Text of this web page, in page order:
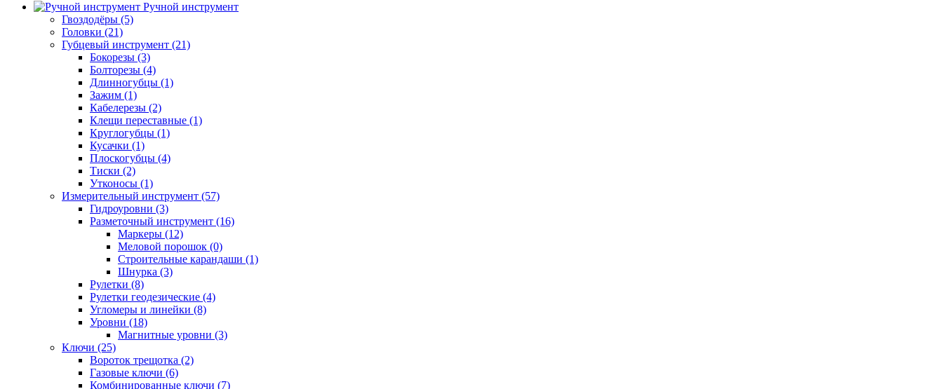
Ручной инструмент
Гвоздодёры (5)
Головки (21)
Губцевый инструмент (21)
Бокорезы (3)
Болторезы (4)
Длинногубцы (1)
Зажим (1)
Кабелерезы (2)
Клещи переставные (1)
Круглогубцы (1)
Кусачки (1)
Плоскогубцы (4)
Тиски (2)
Утконосы (1)
Измерительный инструмент (57)
Гидроуровни (3)
Разметочный инструмент (16)
Маркеры (12)
Меловой порошок (0)
Строительные карандаши (1)
Шнурка (3)
Рулетки (8)
Рулетки геодезические (4)
Угломеры и линейки (8)
Уровни (18)
Магнитные уровни (3)
Ключи (25)
Вороток трещотка (2)
Газовые ключи (6)
Комбинированные ключи (7)